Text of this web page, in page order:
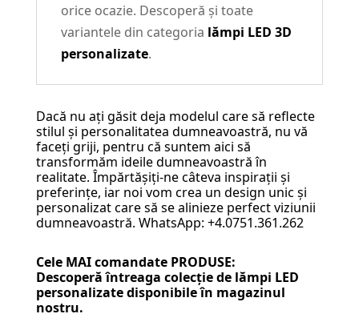
orice ocazie. Descoperă și toate
variantele din categoria lămpi LED 3D
personalizate.
Dacă nu ați găsit deja modelul care să reflecte
stilul și personalitatea dumneavoastră, nu vă
faceți griji, pentru că suntem aici să
transformăm ideile dumneavoastră în
realitate. Împărtășiți-ne câteva inspirații și
preferințe, iar noi vom crea un design unic și
personalizat care să se alinieze perfect viziunii
dumneavoastră. WhatsApp: +4.0751.361.262
Cele MAI comandate PRODUSE:
Descoperă întreaga colecție de lămpi LED
personalizatedisponibile în magazinul
nostru.